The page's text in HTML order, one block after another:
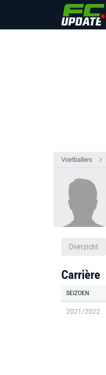
Voetballers
Overzicht
Carrière
SEIZOEN
2021/2022